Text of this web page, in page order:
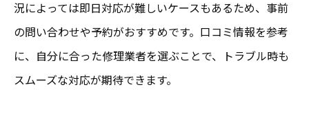
況によっては即日対応が難しいケースもあるため、事前
の問い合わせや予約がおすすめです。口コミ情報を参考
に、自分に合った修理業者を選ぶことで、トラブル時も
スムーズな対応が期待できます。